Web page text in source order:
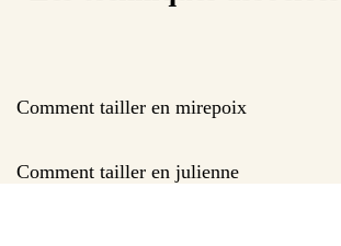
Comment tailler en mirepoix
Comment tailler en julienne